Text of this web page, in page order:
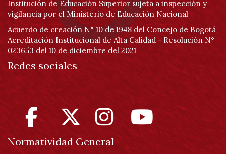
Institución de Educación Superior sujeta a inspección y
vigilancia por el Ministerio de Educación Nacional
Acuerdo de creación N° 10 de 1948 del Concejo de Bogotá
Acreditación Institucional de Alta Calidad - Resolución N°
023653 del 10 de diciembre del 2021
Redes sociales
Normatividad General